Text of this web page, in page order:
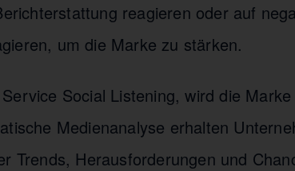
reagieren oder auf
um die Marke zu stärken.
Social Listening, wird die
Medienanalyse erhalten
Trends, Herausforderungen und